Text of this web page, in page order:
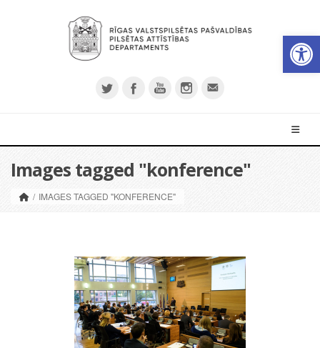
Images tagged "konference"
/ IMAGES TAGGED "KONFERENCE"